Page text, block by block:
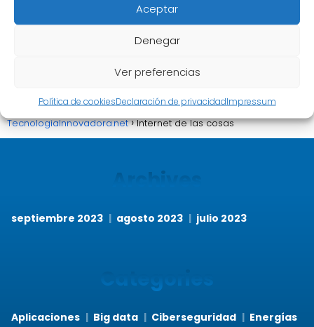
Aceptar
Denegar
Ver preferencias
Política de cookiesDeclaración de privacidadImpressum
El impacto de la tecnología del futuro
en nuestra vida cotidiana
TecnologiaInnovadora.net Internet de las cosas
Archives
septiembre 2023 agosto 2023 julio 2023
Categories
Aplicaciones Big data Ciberseguridad
Energías